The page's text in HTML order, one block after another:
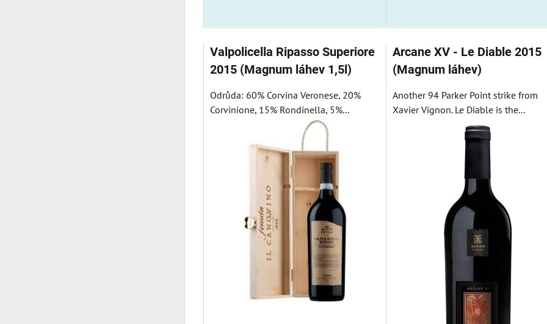
Valpolicella Ripasso Superiore
2015 (Magnum láhev 1,5l)
Odrůda: 60% Corvina Veronese, 20%
Corvinione, 15% Rondinella, 5%...
Arcane XV - Le Diable 2015
(Magnum láhev)
Another 94 Parker Point strike from
Xavier Vignon. Le Diable is the...